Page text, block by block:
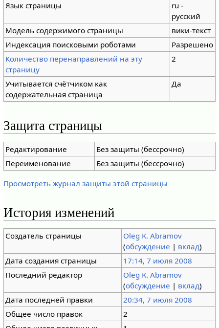
Язык страницы
ru -
русский
Модель содержимого страницы
вики-текст
Индексация поисковыми роботами
Разрешено
Количество перенаправлений на эту
страницу
2
Учитывается счётчиком как
содержательная страница
Да
Защита страницы
Редактирование
Без защиты (бессрочно)
Переименование
Без защиты (бессрочно)
Просмотреть журнал защиты этой страницы
История изменений
Создатель страницы
Oleg K. Abramov
(обсуждение | вклад)
Дата создания страницы
17:14, 7 июля 2008
Последний редактор
Oleg K. Abramov
(обсуждение | вклад)
Дата последней правки
20:34, 7 июля 2008
Общее число правок
2